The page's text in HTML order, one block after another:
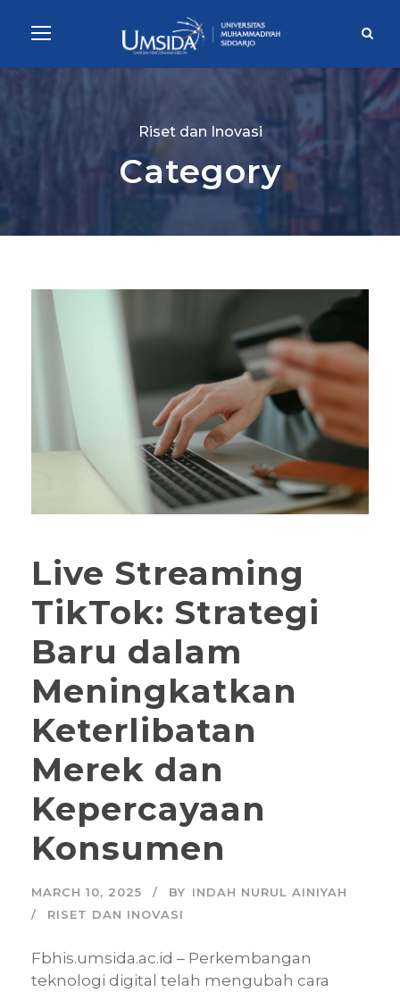
Riset dan Inovasi
Category
Live Streaming
TikTok: Strategi
Baru dalam
Meningkatkan
Keterlibatan
Merek dan
Kepercayaan
Konsumen
MARCH 10, 2025 BY INDAH NURUL AINIYAH
RISET DAN INOVASI
Fbhis.umsida.ac.id – Perkembangan
teknologi digital telah mengubah cara